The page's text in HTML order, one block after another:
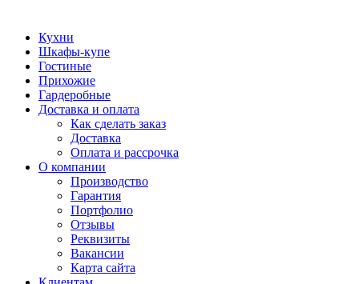
Кухни
Шкафы-купе
Гостиные
Прихожие
Гардеробные
Доставка и оплата
Как сделать заказ
Доставка
Оплата и рассрочка
О компании
Производство
Гарантия
Портфолио
Отзывы
Реквизиты
Вакансии
Карта сайта